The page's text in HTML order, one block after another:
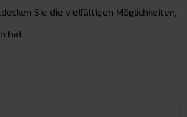
Sie die vielfältigen Möglichkeiten,
hat.